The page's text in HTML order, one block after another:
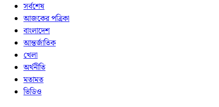
সর্বশেষ
আজকের পত্রিকা
বাংলাদেশ
আন্তর্জাতিক
খেলা
অর্থনীতি
মতামত
ভিডিও